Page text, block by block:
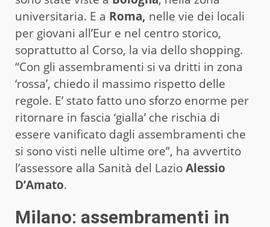
universitaria. E a Roma, nelle vie dei locali
per giovani all’Eur e nel centro storico,
soprattutto al Corso, la via dello shopping.
“Con gli assembramenti si va dritti in zona
‘rossa’, chiedo il massimo rispetto delle
regole. E’ stato fatto uno sforzo enorme per
ritornare in fascia ‘gialla’ che rischia di
essere vanificato dagli assembramenti che
si sono visti nelle ultime ore”, ha avvertito
l’assessore alla Sanità del LazioAlessio
D’Amato.
Milano: assembramenti in